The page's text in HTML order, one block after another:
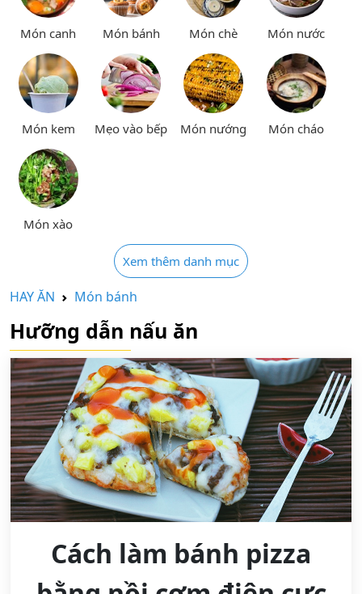
Món canh Món bánh Món chè Món nước
Món kem Mẹo vào bếp Món nướng Món cháo
Món xào
Xem thêm danh mục
HAY ĂN Món bánh
Hưỡng dẫn nấu ăn
Cách làm bánh pizza